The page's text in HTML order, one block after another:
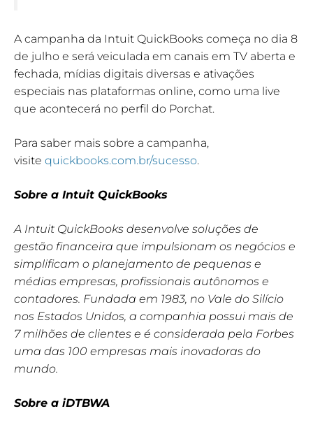
A campanha da Intuit QuickBooks começa no dia 8
de julho e será veiculada em canais em TV aberta e
fechada, mídias digitais diversas e ativações
especiais nas plataformas online, como uma live
que acontecerá no perfil do Porchat.
Para saber mais sobre a campanha,
visite quickbooks.com.br/sucesso.
Sobre a Intuit QuickBooks
A Intuit QuickBooks desenvolve soluções de
gestão financeira que impulsionam os negócios e
simplificam o planejamento de pequenas e
médias empresas, profissionais autônomos e
contadores. Fundada em 1983, no Vale do Silício
nos Estados Unidos, a companhia possui mais de
7 milhões de clientes e é considerada pela Forbes
uma das 100 empresas mais inovadoras do
mundo.
Sobre a iDTBWA